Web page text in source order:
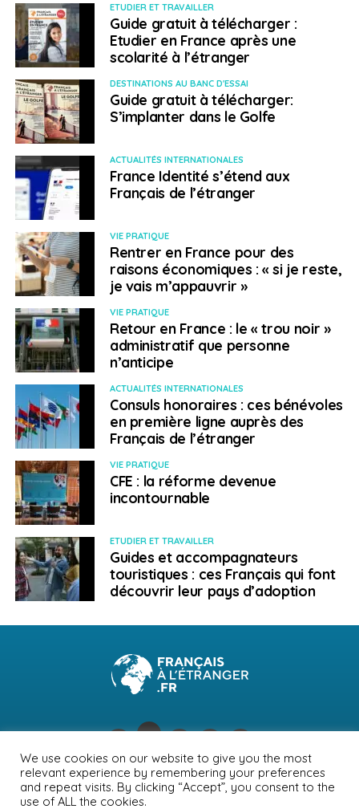
ETUDIER ET TRAVAILLER
Guide gratuit à télécharger :
Etudier en France après une
scolarité à l’étranger
DESTINATIONS AU BANC D'ESSAI
Guide gratuit à télécharger:
S’implanter dans le Golfe
ACTUALITÉS INTERNATIONALES
France Identité s’étend aux
Français de l’étranger
VIE PRATIQUE
Rentrer en France pour des
raisons économiques : « si je reste,
je vais m’appauvrir »
VIE PRATIQUE
Retour en France : le « trou noir »
administratif que personne
n’anticipe
ACTUALITÉS INTERNATIONALES
Consuls honoraires : ces bénévoles
en première ligne auprès des
Français de l’étranger
VIE PRATIQUE
CFE : la réforme devenue
incontournable
ETUDIER ET TRAVAILLER
Guides et accompagnateurs
touristiques : ces Français qui font
découvrir leur pays d’adoption
NEWSLETTER PUBLICITÉ CONTACTS
MENTIONS LÉGALES
POLITIQUE DE CONFIDENTIALITÉ
We use cookies on our website to give you the most
relevant experience by remembering your preferences
and repeat visits. By clicking “Accept”, you consent to the
use of ALL the cookies.